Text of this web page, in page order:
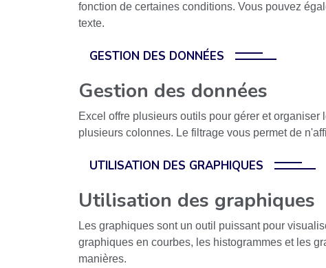
fonction de certaines conditions. Vous pouvez
texte.
GESTION DES DONNÉES
Gestion des données
Excel offre plusieurs outils pour gérer et
plusieurs colonnes. Le filtrage vous permet de
UTILISATION DES GRAPHIQUES
Utilisation des graphiques
Les graphiques sont un outil puissant pour
graphiques en courbes, les histogrammes et les
manières.